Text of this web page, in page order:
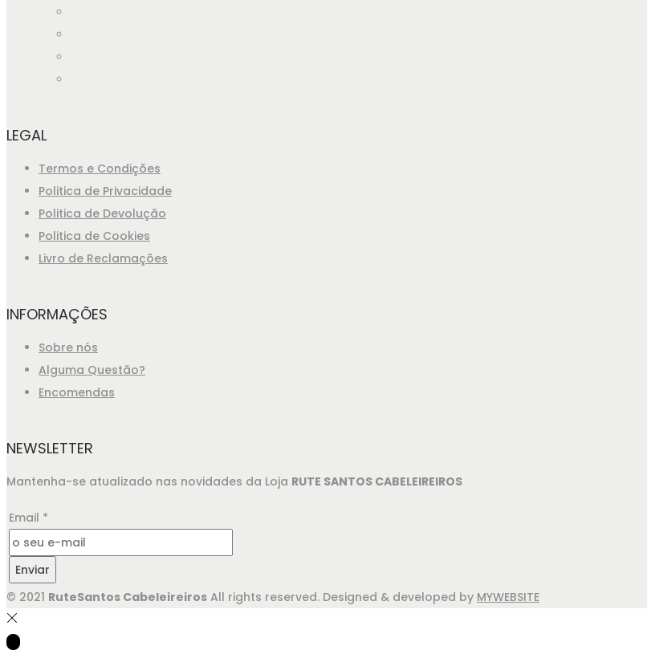
LEGAL
Termos e Condições
Politica de Privacidade
Politica de Devolução
Politica de Cookies
Livro de Reclamações
INFORMAÇÕES
Sobre nós
Alguma Questão?
Encomendas
NEWSLETTER
Mantenha-se atualizado nas novidades da Loja RUTE SANTOS CABELEIREIROS
Email *
Enviar
© 2021 RuteSantos Cabeleireiros All rights reserved. Designed & developed by MYWEBSITE